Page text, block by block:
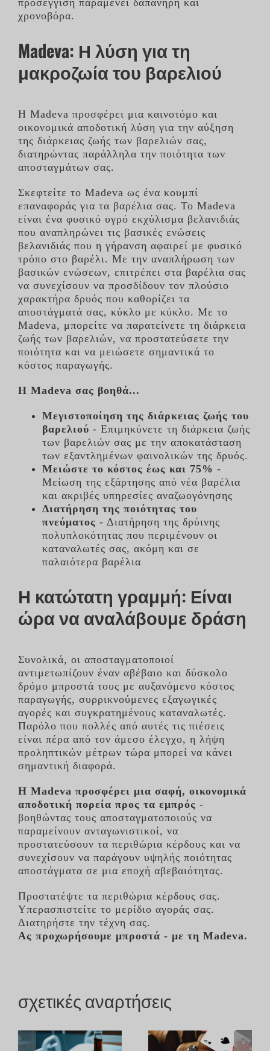
χρονοβόρα.
Madeva: Η λύση για τη
μακροζωία του βαρελιού
Η Madeva προσφέρει μια καινοτόμο και
οικονομικά αποδοτική λύση για την αύξηση
της διάρκειας ζωής των βαρελιών σας,
διατηρώντας παράλληλα την ποιότητα των
αποσταγμάτων σας.
Σκεφτείτε το Madeva ως ένα κουμπί
επαναφοράς για τα βαρέλια σας. Το Madeva
είναι ένα φυσικό υγρό εκχύλισμα βελανιδιάς
που αναπληρώνει τις βασικές ενώσεις
βελανιδιάς που η γήρανση αφαιρεί με φυσικό
τρόπο στο βαρέλι. Με την αναπλήρωση των
βασικών ενώσεων, επιτρέπει στα βαρέλια σας
να συνεχίσουν να προσδίδουν τον πλούσιο
χαρακτήρα δρυός που καθορίζει τα
αποστάγματά σας, κύκλο με κύκλο. Με το
Madeva, μπορείτε να παρατείνετε τη διάρκεια
ζωής των βαρελιών, να προστατεύσετε την
ποιότητα και να μειώσετε σημαντικά το
κόστος παραγωγής.
Η Madeva σας βοηθά...
Μεγιστοποίηση της διάρκειας ζωής του
βαρελιού - Επιμηκύνετε τη διάρκεια ζωής
των βαρελιών σας με την αποκατάσταση
των εξαντλημένων φαινολικών της δρυός.
Μειώστε το κόστος έως και 75% -
Μείωση της εξάρτησης από νέα βαρέλια
και ακριβές υπηρεσίες αναζωογόνησης
Διατήρηση της ποιότητας του
πνεύματος - Διατήρηση της δρύινης
πολυπλοκότητας που περιμένουν οι
καταναλωτές σας, ακόμη και σε
παλαιότερα βαρέλια
Η κατώτατη γραμμή: Είναι
ώρα να αναλάβουμε δράση
Συνολικά, οι αποσταγματοποιοί
αντιμετωπίζουν έναν αβέβαιο και δύσκολο
δρόμο μπροστά τους με αυξανόμενο κόστος
παραγωγής, συρρικνούμενες εξαγωγικές
αγορές και συγκρατημένους καταναλωτές.
Παρόλο που πολλές από αυτές τις πιέσεις
είναι πέρα από τον άμεσο έλεγχο, η λήψη
προληπτικών μέτρων τώρα μπορεί να κάνει
σημαντική διαφορά.
Η Madeva προσφέρει μια σαφή, οικονομικά
αποδοτική πορεία προς τα εμπρός -
βοηθώντας τους αποσταγματοποιούς να
παραμείνουν ανταγωνιστικοί, να
προστατεύσουν τα περιθώρια κέρδους και να
συνεχίσουν να παράγουν υψηλής ποιότητας
αποστάγματα σε μια εποχή αβεβαιότητας.
Προστατέψτε τα περιθώρια κέρδους σας.
Υπερασπιστείτε το μερίδιο αγοράς σας.
Διατηρήστε την τέχνη σας.
Ας προχωρήσουμε μπροστά - με τη Madeva.
σχετικές αναρτήσεις